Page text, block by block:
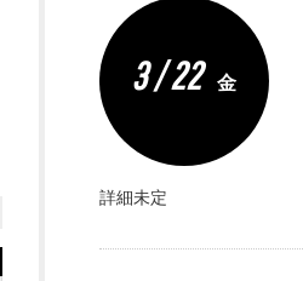
3 / 22 金
詳細未定